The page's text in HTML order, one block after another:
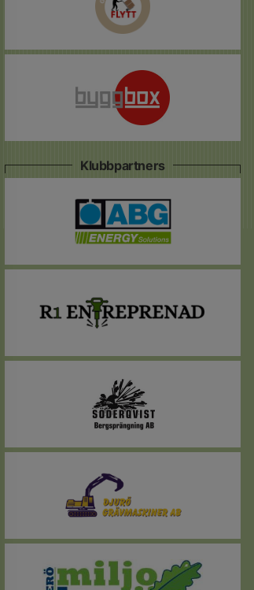
Klubbpartners